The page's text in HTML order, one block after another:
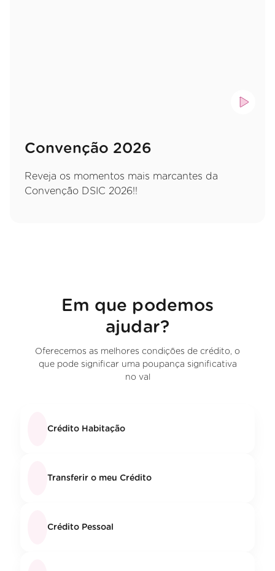
Convenção 2026
Reveja os momentos mais marcantes da
Convenção DSIC 2026!!
Em que podemos
ajudar?
Oferecemos as melhores condições de crédito, o
que pode significar uma poupança significativa
no val
Crédito Habitação
Transferir o meu Crédito
Crédito Pessoal